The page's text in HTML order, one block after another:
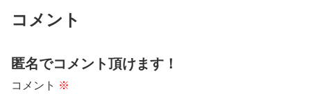
コメント
匿名でコメント頂けます！
コメント ※